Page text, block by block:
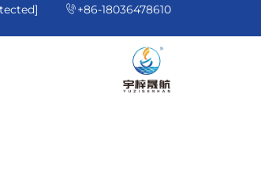
+86-18036478610